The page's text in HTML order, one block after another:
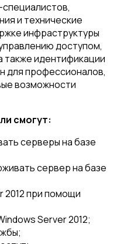
и технические
инфраструктуры
доступом,
также идентификации
для профессионалов,
возможности
смогут:
серверы на базе
сервер на базе
2012 при помощи
Server 2012;